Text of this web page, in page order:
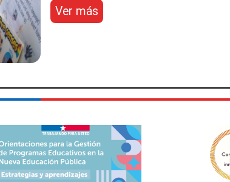
Ver más
Innovación
en
Google
for
Education